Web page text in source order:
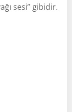
sesi” gibidir.